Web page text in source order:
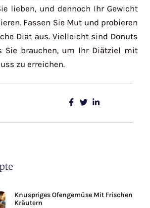
lieben, und dennoch Ihr Gewicht
Fassen Sie Mut und probieren
Diät aus. Vielleicht sind Donuts
Sie brauchen, um Ihr Diätziel mit
zu erreichen.
Knuspriges Ofengemüse Mit Frischen
Kräutern